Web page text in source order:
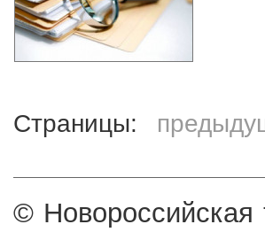
Страницы:
© Новороссийская